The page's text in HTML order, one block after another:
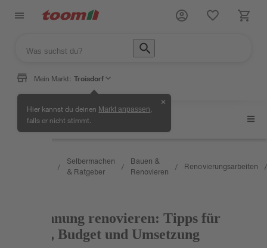
Mein Markt: Troisdorf
Hier kannst du deinen Markt anpassen
falls er nicht stimmt.
✕
Renovierungsarbeiten
/
Selbermachen
& Ratgeber
/
Bauen &
Renovieren
/ Renovierungsarbeiten /
Mietwohnung renovieren: Tipps für
Planung, Budget und Umsetzung